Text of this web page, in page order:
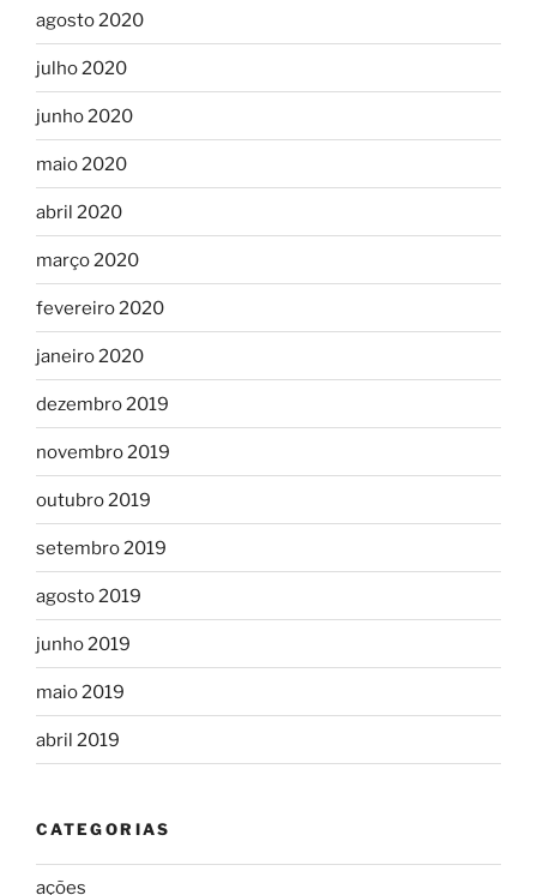
agosto 2020
julho 2020
junho 2020
maio 2020
abril 2020
março 2020
fevereiro 2020
janeiro 2020
dezembro 2019
novembro 2019
outubro 2019
setembro 2019
agosto 2019
junho 2019
maio 2019
abril 2019
CATEGORIAS
ações